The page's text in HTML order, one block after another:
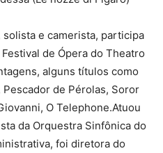
solista e camerista, participa
de Ópera do Theatro
alguns títulos como
de Pérolas, Soror
O Telephone.Atuou
da Orquestra Sinfônica do
foi diretora do